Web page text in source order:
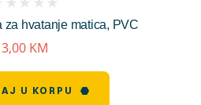
za hvatanje matica, PVC
3,00 KM
U KORPU